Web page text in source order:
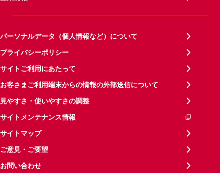
パーソナルデータ（個人情報など）について
プライバシーポリシー
サイトご利用にあたって
お客さまご利用端末からの情報の外部送信について
見やすさ・使いやすさの調整
サイトメンテナンス情報
サイトマップ
ご意見・ご要望
お問い合わせ